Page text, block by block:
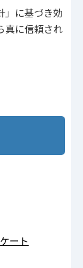
」に基づき効
真に信頼され
ート